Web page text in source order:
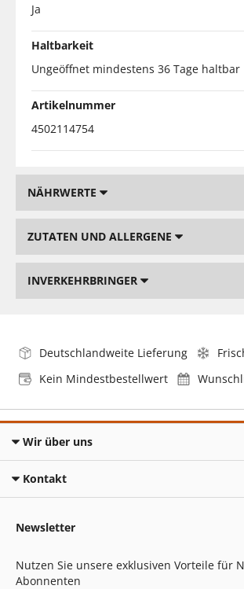
Ja
Haltbarkeit
Ungeöffnet mindestens 36 Tage haltbar
Artikelnummer
4502114754
NÄHRWERTE
ZUTATEN UND ALLERGENE
INVERKEHRBRINGER
Deutschlandweite Lieferung
Kein Mindestbestellwert
Wir über uns
Kontakt
Newsletter
Nutzen Sie unsere exklusiven Vorteile für
Abonnenten